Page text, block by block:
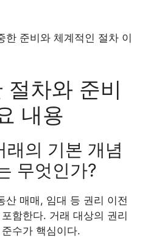
한 준비와 체계적인 절차 이
절차와 준비
내용
래의 기본 개념
무엇인가?
산 매매, 임대 등 권리 이전
함한다. 거래 대상의 권리
수가 핵심이다.